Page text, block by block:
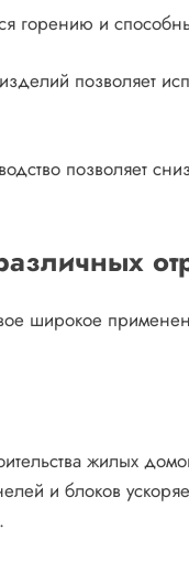
горению и
позволяет
позволяет
широкое
жилых
и блоков